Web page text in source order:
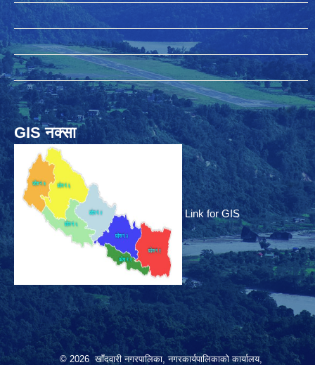
GIS नक्सा
Link for GIS
© 2026 खाँदवारी नगरपालिका, नगरकार्यपालिकाको कार्यालय,